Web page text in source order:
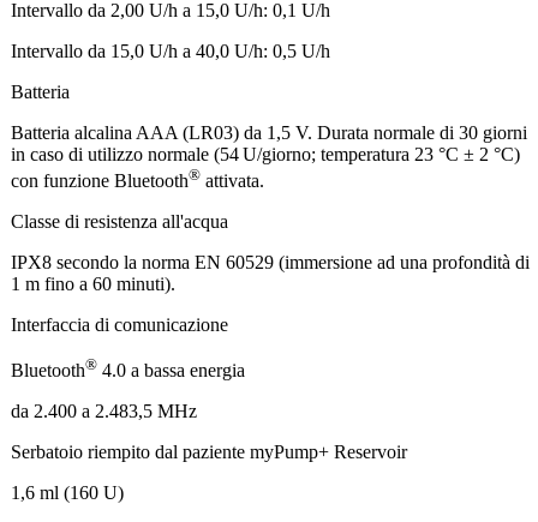
Intervallo da 2,00 U/h a 15,0 U/h: 0,1 U/h
Intervallo da 15,0 U/h a 40,0 U/h: 0,5 U/h
Batteria
Batteria alcalina AAA (LR03) da 1,5 V. Durata normale di 30 giorni
in caso di utilizzo normale (54 U/giorno; temperatura 23 °C ± 2 °C)
con funzione Bluetooth® attivata.
Classe di resistenza all'acqua
IPX8 secondo la norma EN 60529 (immersione ad una profondità di
1 m fino a 60 minuti).
Interfaccia di comunicazione
Bluetooth® 4.0 a bassa energia
da 2.400 a 2.483,5 MHz
Serbatoio riempito dal paziente myPump+ Reservoir
1,6 ml (160 U)